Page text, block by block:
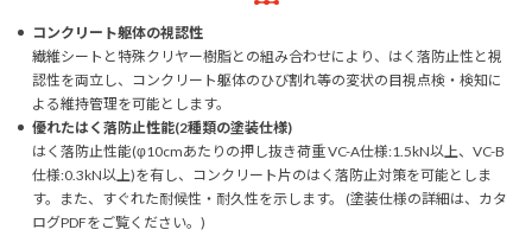
コンクリート躯体の視認性
繊維シートと特殊クリヤー樹脂との組み合わせにより、はく落防止性と視
認性を両立し、コンクリート躯体のひび割れ等の変状の目視点検・検知に
よる維持管理を可能とします。
優れたはく落防止性能(2種類の塗装仕様)
はく落防止性能(φ10cmあたりの押し抜き荷重 VC-A仕様:1.5kN以上、VC-B
仕様:0.3kN以上)を有し、コンクリート片のはく落防止対策を可能としま
す。また、すぐれた耐候性・耐久性を示します。 (塗装仕様の詳細は、カタ
ログPDFをご覧ください。)